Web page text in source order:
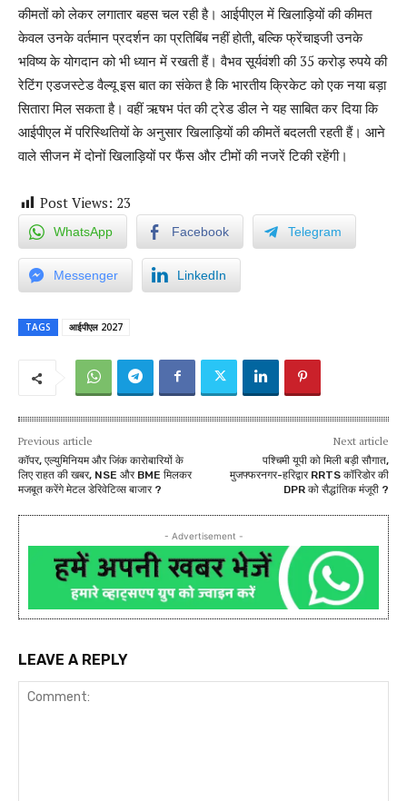
कीमतों को लेकर लगातार बहस चल रही है। आईपीएल में खिलाड़ियों की कीमत
केवल उनके वर्तमान प्रदर्शन का प्रतिबिंब नहीं होती, बल्कि फ्रेंचाइजी उनके
भविष्य के योगदान को भी ध्यान में रखती हैं। वैभव सूर्यवंशी की 35 करोड़ रुपये की
रेटिंग एडजस्टेड वैल्यू इस बात का संकेत है कि भारतीय क्रिकेट को एक नया बड़ा
सितारा मिल सकता है। वहीं ऋषभ पंत की ट्रेड डील ने यह साबित कर दिया कि
आईपीएल में परिस्थितियों के अनुसार खिलाड़ियों की कीमतें बदलती रहती हैं। आने
वाले सीजन में दोनों खिलाड़ियों पर फैंस और टीमों की नजरें टिकी रहेंगी।
Post Views: 23
WhatsApp Facebook Telegram
Messenger LinkedIn
TAGS आईपीएल 2027
Previous article
कॉपर, एल्युमिनियम और जिंक कारोबारियों के
लिए राहत की खबर, NSE और BME मिलकर
मजबूत करेंगे मेटल डेरिवेटिव्स बाजार ?
Next article
पश्चिमी यूपी को मिली बड़ी सौगात,
मुजफ्फरनगर-हरिद्वार RRTS कॉरिडोर की
DPR को सैद्धांतिक मंजूरी ?
- Advertisement -
LEAVE A REPLY